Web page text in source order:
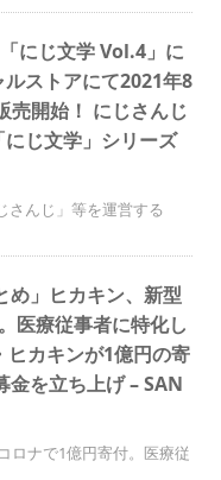
にじ文学 Vol.4」に
ストアにて2021年8
売開始！ にじさんじ
じ文学」シリーズ
さんじ」等を運営する
め」ヒカキン、新型
医療従事者に特化し
カキンが1億円の寄
金を立ち上げ – SAN
ロナで1億円寄付。医療従